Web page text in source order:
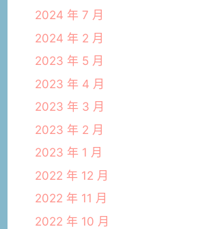
2024 年 7 月
2024 年 2 月
2023 年 5 月
2023 年 4 月
2023 年 3 月
2023 年 2 月
2023 年 1 月
2022 年 12 月
2022 年 11 月
2022 年 10 月